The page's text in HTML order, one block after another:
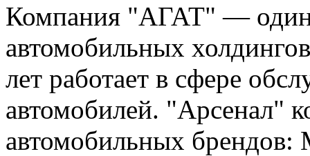
Компания "АГАТ" —
автомобильных
лет работает в сфере
автомобилей. "Арсенал"
автомобильных